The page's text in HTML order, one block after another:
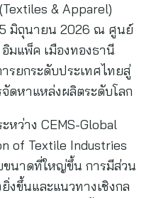
& Apparel)
มิถุนายน 2026 ณ ศูนย์
แพ็ค เมืองทองธานี
รยกระดับประเทศไทยสู่
ดหาแหล่งผลิตระดับโลก
หว่าง CEMS-Global
of Textile Industries
ขนาดที่ใหญ่ขึ้น การมีส่วน
งขึ้นและแนวทางเชิงกล